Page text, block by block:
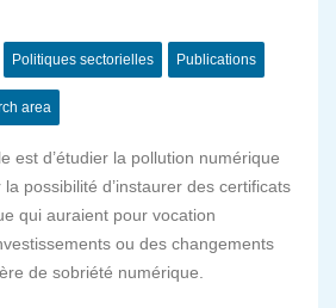
Politiques sectorielles Publications
area
est d’étudier la pollution numérique
possibilité d’instaurer des certificats
qui auraient pour vocation
ou des changements
de sobriété numérique.